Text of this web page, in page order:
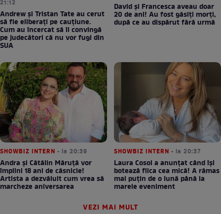
21:12
Andrew și Tristan Tate au cerut
să fie eliberați pe cauțiune.
Cum au încercat să îi convingă
pe judecători că nu vor fugi din
SUA
David și Francesca aveau doar
20 de ani! Au fost găsiți morți,
după ce au dispărut fără urmă
SHOWBIZ INTERN • la 20:39
Andra și Cătălin Măruță vor
împlini 18 ani de căsnicie!
Artista a dezvăluit cum vrea să
marcheze aniversarea
SHOWBIZ INTERN • la 20:37
Laura Cosoi a anunțat când își
botează fiica cea mică! A rămas
mai puțin de o lună până la
marele eveniment
VEZI MAI MULT